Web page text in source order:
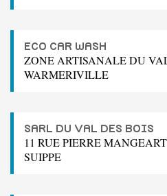
ECO CAR WASH
ZONE ARTISANALE DU
WARMERIVILLE
SARL DU VAL DES BOIS
11 RUE PIERRE
SUIPPE